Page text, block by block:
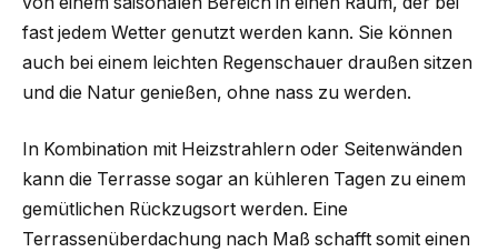
fast jedem Wetter genutzt werden kann. Sie können
auch bei einem leichten Regenschauer draußen sitzen
und die Natur genießen, ohne nass zu werden.
In Kombination mit Heizstrahlern oder Seitenwänden
kann die Terrasse sogar an kühleren Tagen zu einem
gemütlichen Rückzugsort werden. Eine
Terrassenüberdachung nach Maß schafft somit einen